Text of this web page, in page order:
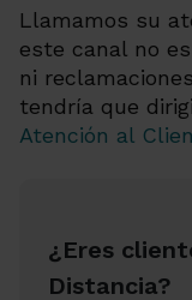
Llamamos su
este canal no
ni
tendría que
Atención al
¿Eres
Distancia?